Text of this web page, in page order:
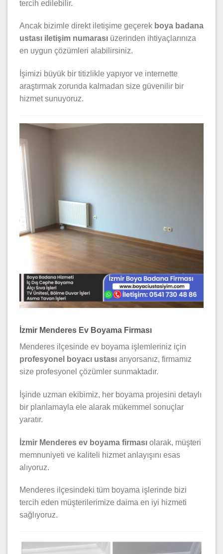
tercih edilebilir.
Ancak bizimle direkt iletişime geçerek boya badana
ustası iletişim numarası üzerinden ihtiyaçlarınıza
en uygun çözümleri alabilirsiniz.
İşimizi büyük bir titizlikle yapıyor ve internette
araştırmak zorunda kalmadan size güvenilir bir
hizmet sunuyoruz.
İzmir Menderes Ev Boyama Firması
Menderes ilçesinde ev boyama işlemleriniz için
profesyonel boyacı ustası arıyorsanız, firmamız
size profesyonel çözümler sunmaktadır.
İşinde uzman ekibimiz, her boyama projesini detaylı
bir planlamayla ele alarak mükemmel sonuçlar
yaratır.
İzmir Menderes ev boyama firması olarak, müşteri
memnuniyeti ve kaliteli hizmet anlayışını esas
alıyoruz.
Menderes ilçesindeki tüm boyama işlerinde bizi
tercih eden müşterilerimize daima en iyi hizmeti
sağlıyoruz.